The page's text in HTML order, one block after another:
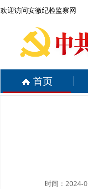
欢迎访问安徽纪检监察网
首页
时间：2024-